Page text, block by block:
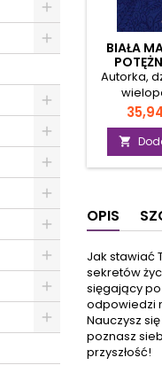
BIAŁA
Autorka,
dowiesz
miłosne i
ezoteryka
do tej pory
że nie
rzucanie
jest
Szybkie
Cena

OPIS
Jak stawiać
sekretów
sięgający
odpowiedzi
Nauczysz
poznasz
przyszłość!